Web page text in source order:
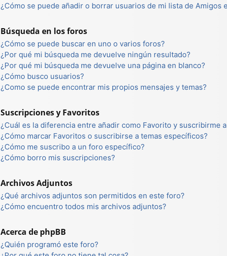
¿Cómo se puede añadir o borrar usuarios de mi lista de Amigos
Búsqueda en los foros
¿Cómo se puede buscar en uno o varios foros?
¿Por qué mi búsqueda me devuelve ningún resultado?
¿Por qué mi búsqueda me devuelve una página en blanco?
¿Cómo busco usuarios?
¿Como se puede encontrar mis propios mensajes y temas?
Suscripciones y Favoritos
¿Cuál es la diferencia entre añadir como Favorito y suscribirme
¿Cómo marcar Favoritos o suscribirse a temas específicos?
¿Cómo me suscribo a un foro específico?
¿Cómo borro mis suscripciones?
Archivos Adjuntos
¿Qué archivos adjuntos son permitidos en este foro?
¿Cómo encuentro todos mis archivos adjuntos?
Acerca de phpBB
¿Quién programó este foro?